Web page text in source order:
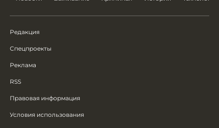
Редакция
Спецпроекты
Реклама
RSS
Правовая информация
Условия использования